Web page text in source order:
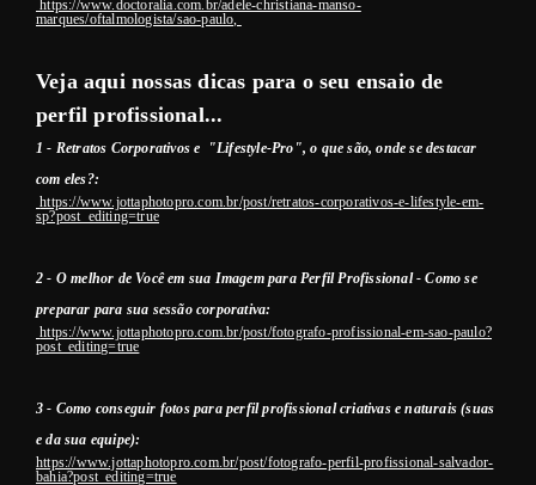
https://www.doctoralia.com.br/adele-christiana-manso-
marques/oftalmologista/sao-paulo,
Veja aqui nossas dicas para o seu ensaio de
perfil profissional...
1 - Retratos Corporativos e "Lifestyle-Pro", o que são, onde se destacar
com eles?:
https://www.jottaphotopro.com.br/post/retratos-corporativos-e-lifestyle-em-
sp?post_editing=true
2 - O melhor de Você em sua Imagem para Perfil Profissional - Como se
preparar para sua sessão corporativa:
https://www.jottaphotopro.com.br/post/fotografo-profissional-em-sao-paulo?
post_editing=true
3 - Como conseguir fotos para perfil profissional criativas e naturais (suas
e da sua equipe):
https://www.jottaphotopro.com.br/post/fotografo-perfil-profissional-salvador-
bahia?post_editing=true